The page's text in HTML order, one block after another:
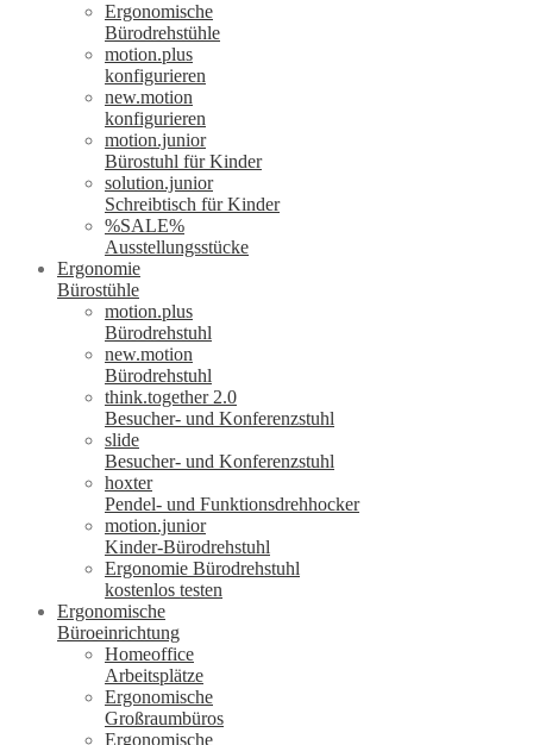
Ergonomische
Bürodrehstühle
motion.plus
konfigurieren
new.motion
konfigurieren
motion.junior
Bürostuhl für Kinder
solution.junior
Schreibtisch für Kinder
%SALE%
Ausstellungsstücke
Ergonomie
Bürostühle
motion.plus
Bürodrehstuhl
new.motion
Bürodrehstuhl
think.together 2.0
Besucher- und Konferenzstuhl
slide
Besucher- und Konferenzstuhl
hoxter
Pendel- und Funktionsdrehhocker
motion.junior
Kinder-Bürodrehstuhl
Ergonomie Bürodrehstuhl
kostenlos testen
Ergonomische
Büroeinrichtung
Homeoffice
Arbeitsplätze
Ergonomische
Großraumbüros
Ergonomische